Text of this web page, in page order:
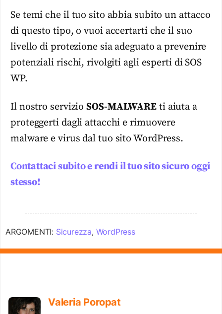
Se temi che il tuo sito abbia subito un attacco
di questo tipo, o vuoi accertarti che il suo
livello di protezione sia adeguato a prevenire
potenziali rischi, rivolgiti agli esperti di SOS
WP.
Il nostro servizioSOS-MALWARE ti aiuta a
proteggerti dagli attacchi e rimuovere
malware e virus dal tuo sito WordPress.
Contattaci subito e rendi il tuo sito sicuro oggi
stesso!
ARGOMENTI: Sicurezza, WordPress
Valeria Poropat